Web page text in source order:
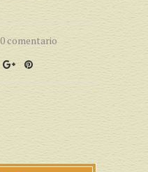
0 comentario